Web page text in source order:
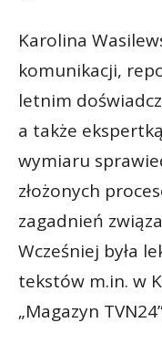
Karolina
komunikacji,
letnim
a także
wymiaru
złożonych
zagadnień
Wcześniej była
tekstów m.in. w
„Magazyn